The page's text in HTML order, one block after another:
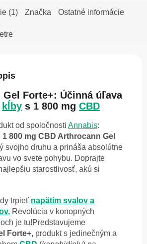
(1) Značka Ostatné informácie
Gel Forte+: Účinná úľava
kĺby s 1 800 mg CBD
od spoločnosti Annabis:
1 800 mg CBD Arthrocann Gel
svojho druhu a prináša absolútne
vo svete pohybu. Doprajte
starostlivosť, akú si
trpieť napätím svalov a
Revolúcia v konopných
je tu!Predstavujeme
Forte+, produkt s jedinečným a